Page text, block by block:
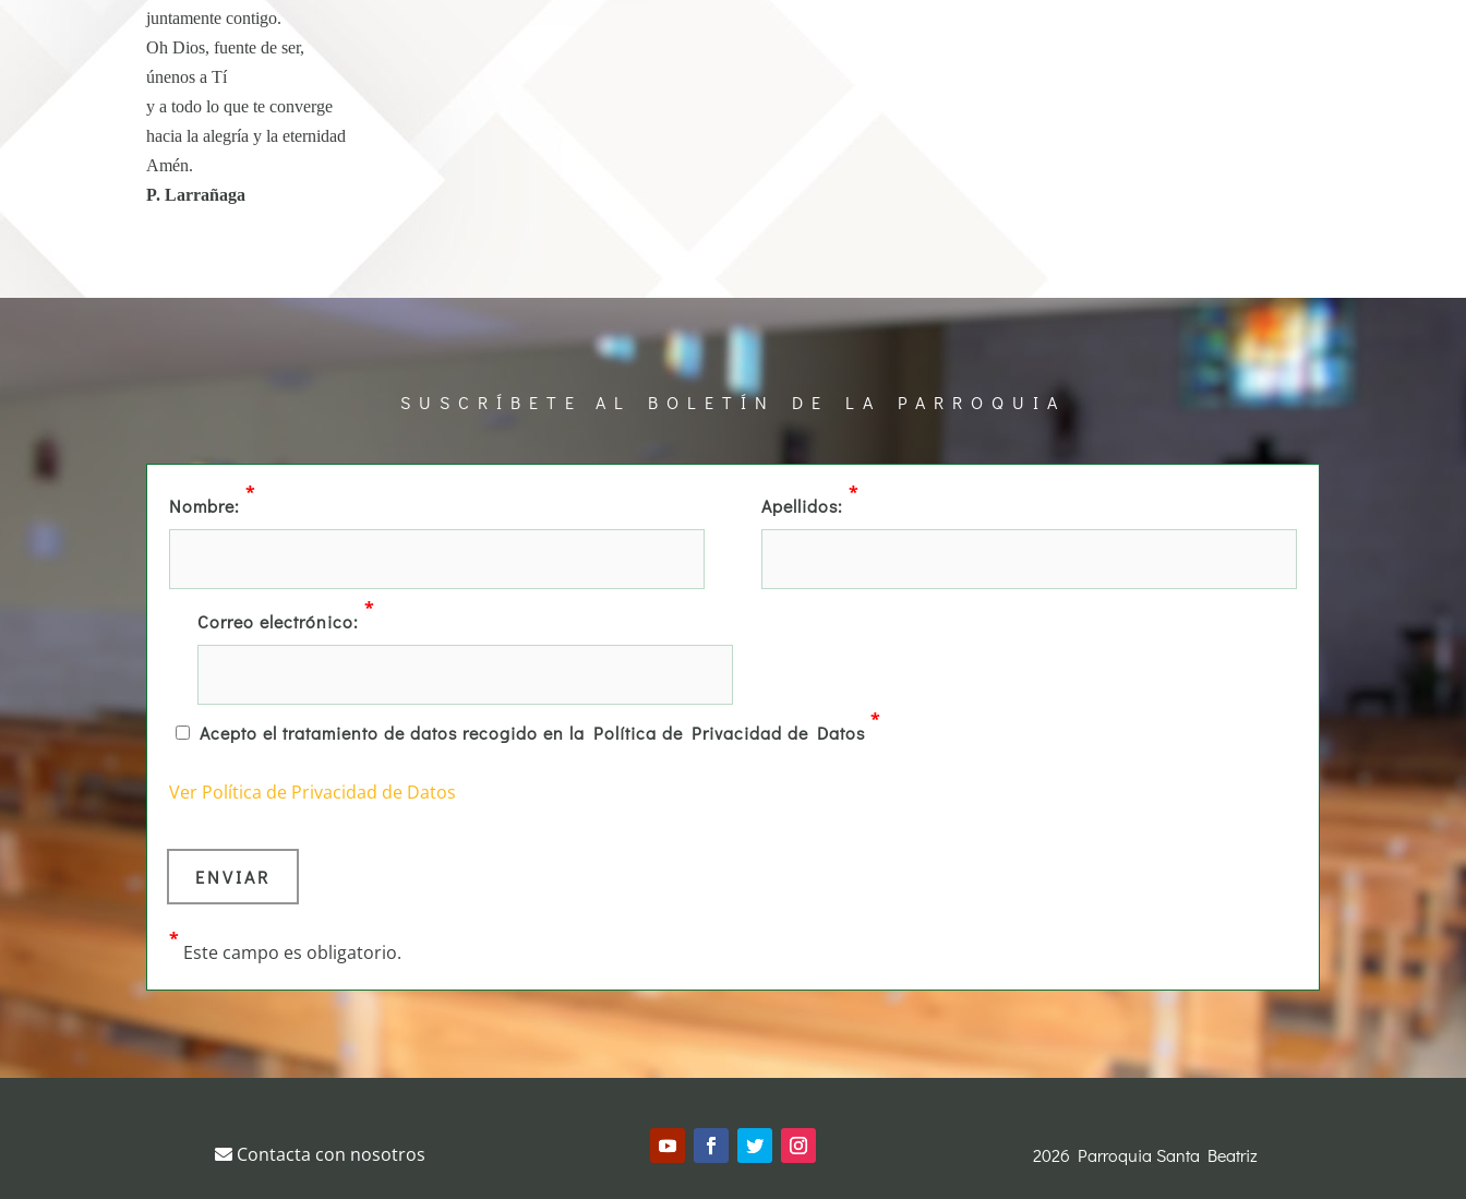
juntamente contigo.
Oh Dios, fuente de ser,
únenos a Tí
y a todo lo que te converge
hacia la alegría y la eternidad
Amén.
P. Larrañaga
SUSCRÍBETE AL BOLETÍN DE LA PARROQUIA
Nombre:
*
Apellidos:
*
Correo electrónico:
*
Acepto el tratamiento de datos recogido en la Política de Privacidad de Datos
*
Ver Política de Privacidad de Datos
*
Este campo es obligatorio.
Contacta con nosotros 2026 Parroquia Santa Beatriz